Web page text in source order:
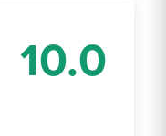
10.0